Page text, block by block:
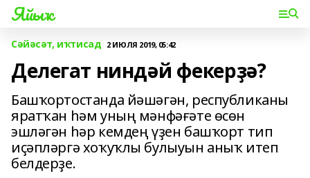
Яйыҡ
Сәйәсәт, иҡтисад 2 ИЮЛЯ 2019, 05:42
Делегат ниндәй фекерҙә?
Башҡортостанда йәшәгән, республиканы
яратҡан һәм уның мәнфәғәте өсөн
эшләгән һәр кемдең үҙен башҡорт тип
иҫәпләргә хоҡуҡлы булыуын аныҡ итеп
белдерҙе.